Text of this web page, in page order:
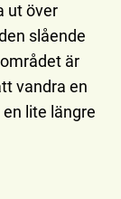
ut över
slående
är
vandra en
lite längre